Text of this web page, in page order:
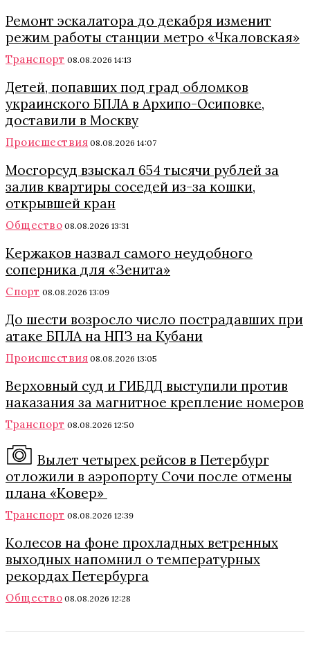
Ремонт эскалатора до декабря изменит
режим работы станции метро «Чкаловская»
Транспорт 08.08.2026 14:13
Детей, попавших под град обломков
украинского БПЛА в Архипо-Осиповке,
доставили в Москву
Происшествия 08.08.2026 14:07
Мосгорсуд взыскал 654 тысячи рублей за
залив квартиры соседей из-за кошки,
открывшей кран
Общество 08.08.2026 13:31
Кержаков назвал самого неудобного
соперника для «Зенита»
Спорт 08.08.2026 13:09
До шести возросло число пострадавших при
атаке БПЛА на НПЗ на Кубани
Происшествия 08.08.2026 13:05
Верховный суд и ГИБДД выступили против
наказания за магнитное крепление номеров
Транспорт 08.08.2026 12:50
Вылет четырех рейсов в Петербург
отложили в аэропорту Сочи после отмены
плана «Ковер»
Транспорт 08.08.2026 12:39
Колесов на фоне прохладных ветренных
выходных напомнил о температурных
рекордах Петербурга
Общество 08.08.2026 12:28